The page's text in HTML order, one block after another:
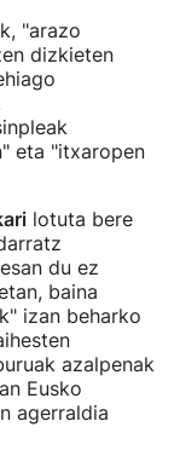
"arazo
dizkieten
eta "itxaropen
lotuta bere
du ez
baina
izan beharko
azalpenak
Eusko
agerraldia